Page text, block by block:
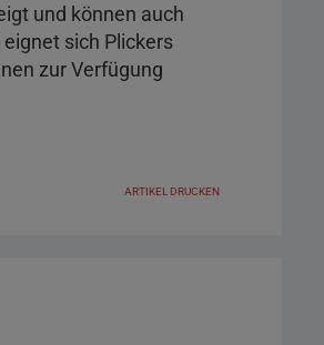
und können auch
sich Plickers
zur Verfügung
ARTIKEL DRUCKEN